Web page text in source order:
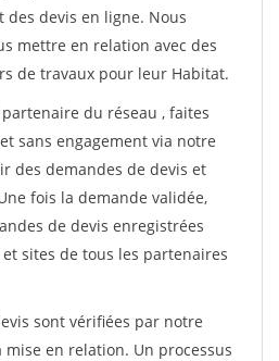
devis en ligne. Nous
mettre en relation avec des
de travaux pour leur Habitat.
du réseau , faites
sans engagement via notre
des demandes de devis et
fois la demande validée,
de devis enregistrées
sites de tous les partenaires
sont vérifiées par notre
en relation. Un processus